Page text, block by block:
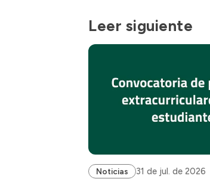
Leer siguiente
Noticias 31 de jul. de 2026